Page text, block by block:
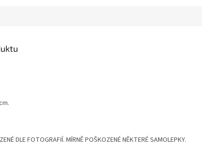
DLE FOTOGRAFIÍ. MÍRNĚ POŠKOZENÉ NĚKTERÉ SAMOLEPKY.